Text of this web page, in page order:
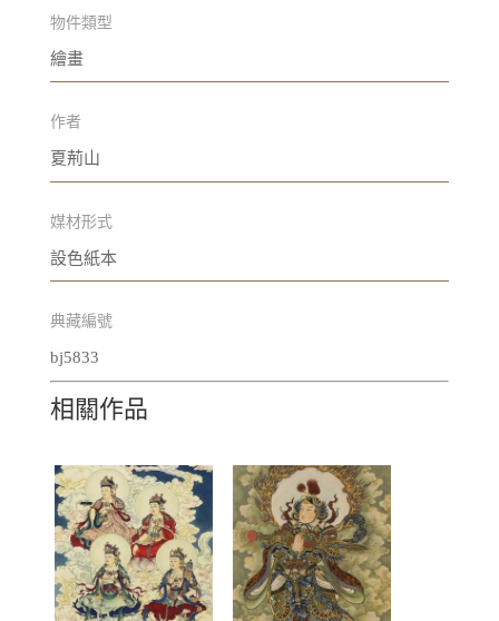
物件類型
繪畫
作者
夏荊山
媒材形式
設色紙本
典藏編號
bj5833
相關作品